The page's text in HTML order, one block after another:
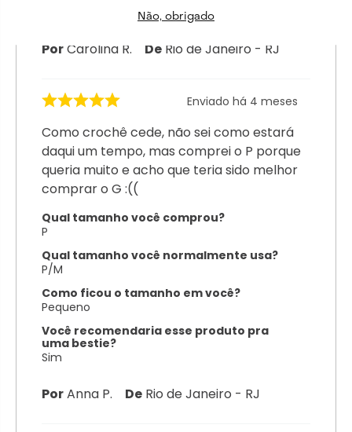
PorCarolina R. De Rio de Janeiro - RJ
Enviado há 4 meses
Como crochê cede, não sei como estará
daqui um tempo, mas comprei o P porque
queria muito e acho que teria sido melhor
comprar o G :((
Qual tamanho você comprou?
P
Qual tamanho você normalmente usa?
P/M
Como ficou o tamanho em você?
Pequeno
Você recomendaria esse produto pra
uma bestie?
Sim
PorAnna P. De Rio de Janeiro - RJ
Não, obrigado